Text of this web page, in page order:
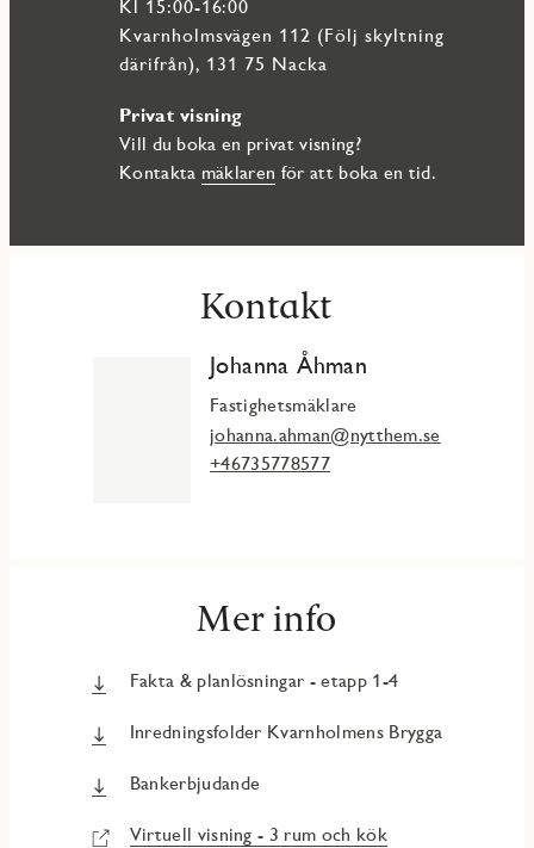
bekvämt räckhåll – matbutiker, caféer, restauranger, skolor,
förskolor och rekreationsområden. Kommunikationerna är
utmärkta med buss till Slussen på cirka 15 minuter eller
Detta är ett hem som erbjuder det bästa av två världar – en
lugn och naturnära livsstil vid vattnet, kombinerat med
storstadens puls bara en kort resa bort.
Kl 15:00-16:00
Kvarnholmsvägen 112 (Följ skyltning
därifrån), 131 75 Nacka
Privat visning
Vill du boka en privat visning?
Kontakta mäklaren för att boka en tid.
Kontakt
Johanna Åhman
Fastighetsmäklare
johanna.ahman@nytthem.se
+46735778577
Mer info
Fakta & planlösningar - etapp 1-4
Inredningsfolder Kvarnholmens Brygga
Bankerbjudande
Virtuell visning - 3 rum och kök